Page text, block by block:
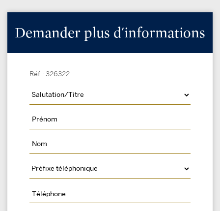
Demander plus d'informations
Réf.: 326322